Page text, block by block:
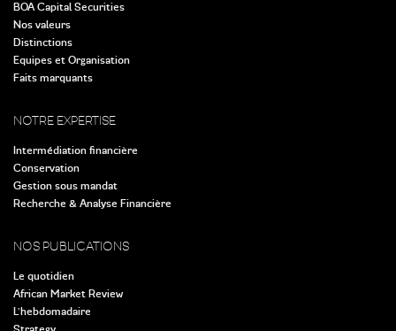
BOA Capital Securities
Nos valeurs
Distinctions
Equipes et Organisation
Faits marquants
NOTRE EXPERTISE
Intermédiation financière
Conservation
Gestion sous mandat
Recherche & Analyse Financière
NOS PUBLICATIONS
Le quotidien
African Market Review
L’hebdomadaire